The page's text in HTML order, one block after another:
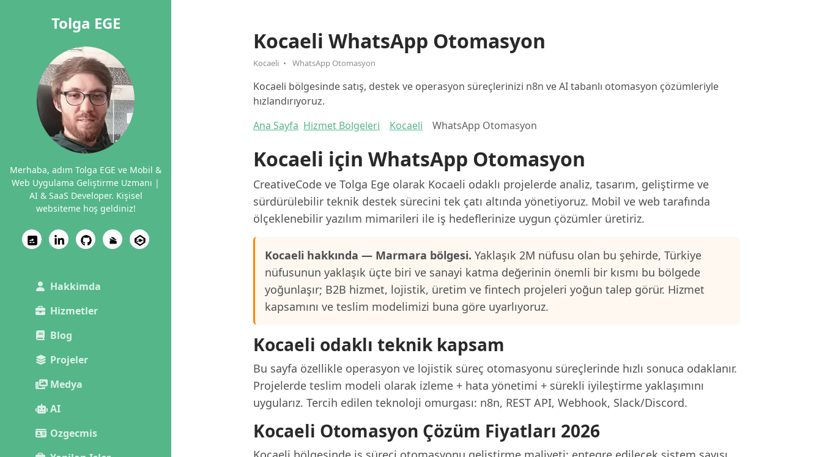
Tolga EGE
Merhaba, adım Tolga EGE ve Mobil &
Web Uygulama Geliştirme Uzmanı |
AI & SaaS Developer. Kişisel
websiteme hoş geldiniz!
Hakkimda
Hizmetler
Blog
Projeler
Medya
AI
Ozgecmis
Kocaeli WhatsApp Otomasyon
Kocaeli WhatsApp Otomasyon
Kocaeli bölgesinde satış, destek ve operasyon süreçlerinizi n8n ve AI tabanlı otomasyon çözümleriyle
hızlandırıyoruz.
Ana Sayfa Hizmet Bölgeleri Kocaeli WhatsApp Otomasyon
Kocaeli için WhatsApp Otomasyon
CreativeCode ve Tolga Ege olarak Kocaeli odaklı projelerde analiz, tasarım, geliştirme ve
sürdürülebilir teknik destek sürecini tek çatı altında yönetiyoruz. Mobil ve web tarafında
ölçeklenebilir yazılım mimarileri ile iş hedeflerinize uygun çözümler üretiriz.
Kocaeli hakkında — Marmara bölgesi. Yaklaşık 2M nüfusu olan bu şehirde, Türkiye
nüfusunun yaklaşık üçte biri ve sanayi katma değerinin önemli bir kısmı bu bölgede
yoğunlaşır; B2B hizmet, lojistik, üretim ve fintech projeleri yoğun talep görür. Hizmet
kapsamını ve teslim modelimizi buna göre uyarlıyoruz.
Kocaeli odaklı teknik kapsam
Bu sayfa özellikle operasyon ve lojistik süreç otomasyonu süreçlerinde hızlı sonuca odaklanır.
Projelerde teslim modeli olarak izleme + hata yönetimi + sürekli iyileştirme yaklaşımını
uygularız. Tercih edilen teknoloji omurgası: n8n, REST API, Webhook, Slack/Discord.
Kocaeli Otomasyon Çözüm Fiyatları 2026